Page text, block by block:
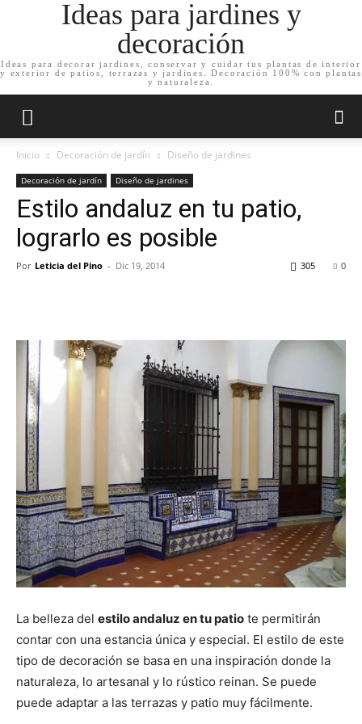
Ideas para jardines y
decoración
Ideas para decorar jardines, conservar y cuidar tus plantas de interior
y exterior de patios, terrazas y jardines. Decoración 100% con plantas
y naturaleza.
Inicio Decoración de jardín Diseño de jardines
Decoración de jardín Diseño de jardines
Estilo andaluz en tu patio,
lograrlo es posible
Por Leticia del Pino - Dic 19, 2014 0
305
La belleza del estilo andaluz en tu patio te permitirán
contar con una estancia única y especial. El estilo de este
tipo de decoración se basa en una inspiración donde la
naturaleza, lo artesanal y lo rústico reinan. Se puede
puede adaptar a las terrazas y patio muy fácilmente.